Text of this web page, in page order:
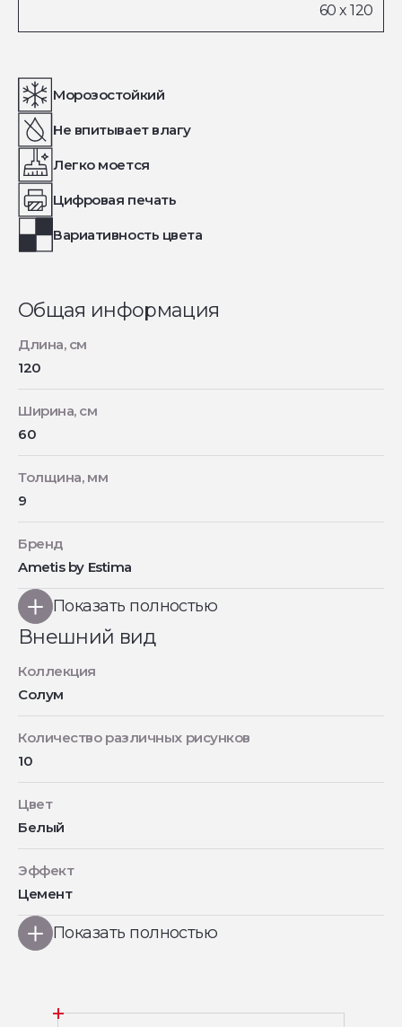
Морозостойкий
Не впитывает влагу
Легко моется
Цифровая печать
Вариативность цвета
Общая информация
Длина, см
120
Ширина, см
60
Толщина, мм
9
Бренд
Ametis by Estima
Показать полностью
Внешний вид
Коллекция
Солум
Количество различных рисунков
10
Цвет
Белый
Эффект
Цемент
Показать полностью